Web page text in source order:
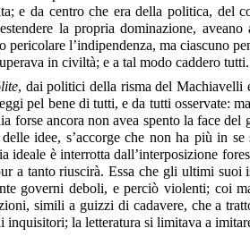
e da centro che era della politica,
la propria dominazione,
pericolare l’indipendenza, ma ciascuno
in civiltà; e a tal modo caddero tutti.
, dai politici della risma del Machiavelli
pel bene di tutti, e da tutti osservate:
forse ancora non avea spento la face
idee, s’accorge che non ha più in
ideale è interrotta dall’interposizione
a tanto riuscirà. Essa che gli ultimi
governi deboli, e perciò violenti; coi
simili a guizzi di cadavere, che a
la letteratura si limitava a